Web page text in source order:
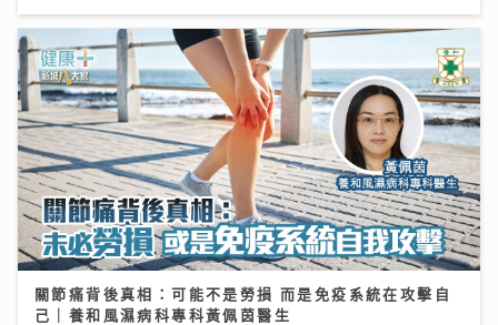
關節痛背後真相：可能不是勞損 而是免疫系統在攻擊自
己｜養和風濕病科專科黃佩茵醫生